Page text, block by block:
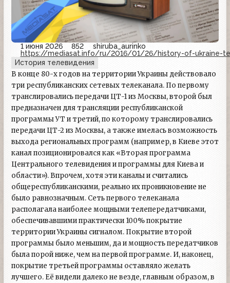
1 июня 2026 852
shiruba_aurinko
https://mediasat.info/ru/2016/01/26/history-of-ukraine-
История телевидения
В конце 80-х годов на территории Украины действовало
три республиканских сетевых телеканала. По первому
транслировались передачи ЦТ-1 из Москвы, второй был
предназначен для трансляции республиканской
программы УТ и третий, по которому транслировались
передачи ЦТ-2 из Москвы, а также имелась возможность
выхода региональных программ (например, в Киеве этот
канал позиционировался как «Вторая программа
Центрального телевидения и программы для Киева и
области»). Впрочем, хотя эти каналы и считались
общереспубликанскими, реально их проникновение не
было равнозначным. Сеть первого телеканала
располагала наиболее мощными телепередатчиками,
обеспечивавшими практически 100% покрытие
территории Украины сигналом. Покрытие второй
программы было меньшим, да и мощность передатчиков
была порой ниже, чем на первой программе. И, наконец,
покрытие третьей программы оставляло желать
лучшего. Её видели далеко не везде, главным образом, в